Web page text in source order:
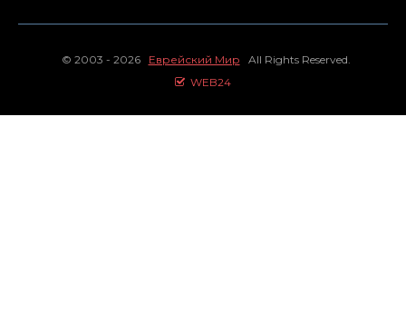
© 2003 - 2026 Еврейский Мир All Rights Reserved.
WEB24